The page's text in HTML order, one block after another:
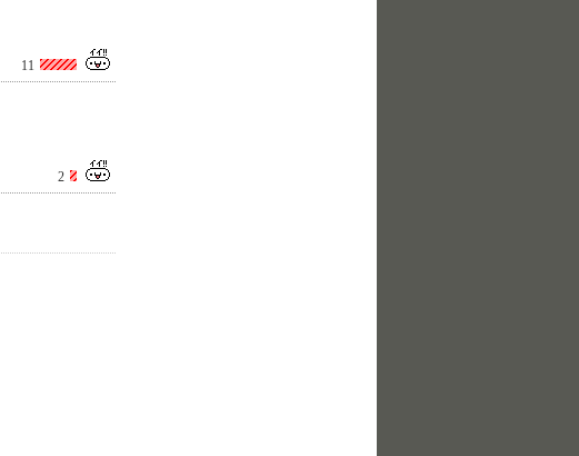
11
2